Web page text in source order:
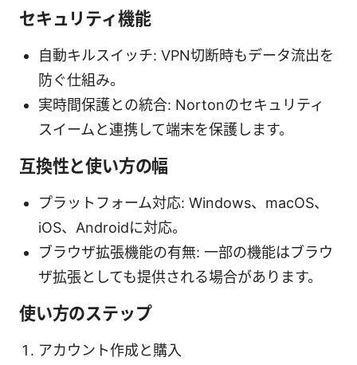
セキュリティ機能
自動キルスイッチ: VPN切断時もデータ流出を
防ぐ仕組み。
実時間保護との統合: Nortonのセキュリティ
スイームと連携して端末を保護します。
互換性と使い方の幅
プラットフォーム対応: Windows、macOS、
iOS、Androidに対応。
ブラウザ拡張機能の有無: 一部の機能はブラウ
ザ拡張としても提供される場合があります。
使い方のステップ
アカウント作成と購入